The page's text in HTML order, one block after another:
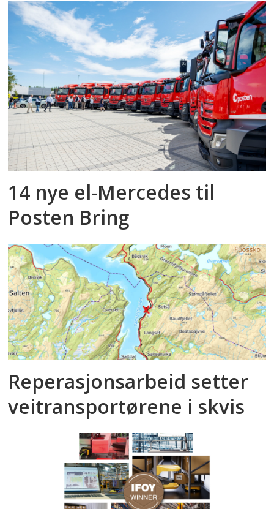
14 nye el-Mercedes til
Posten Bring
Reperasjonsarbeid setter
veitransportørene i skvis